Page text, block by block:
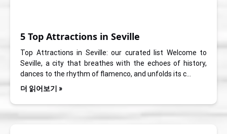
5 Top Attractions in Seville
Top Attractions in Seville: our curated list Welcome to
Seville, a city that breathes with the echoes of history,
dances to the rhythm of flamenco, and unfolds its c…
더 읽어보기 »